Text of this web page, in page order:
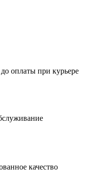
оплаты при курьере
качество